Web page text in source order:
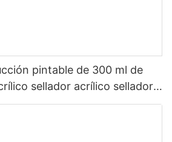
pintable de 300 ml de
sellador acrílico sellador